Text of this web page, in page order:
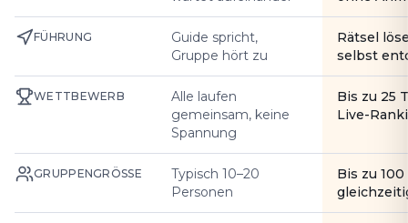
FÜHRUNG
Guide spricht,
Gruppe hört zu
Rätsel
selbst
WETTBEWERB
Alle laufen
gemeinsam, keine
Spannung
Bis zu 25
Live-
GRUPPENGRÖSSE
Typisch 10–20
Personen
Bis zu